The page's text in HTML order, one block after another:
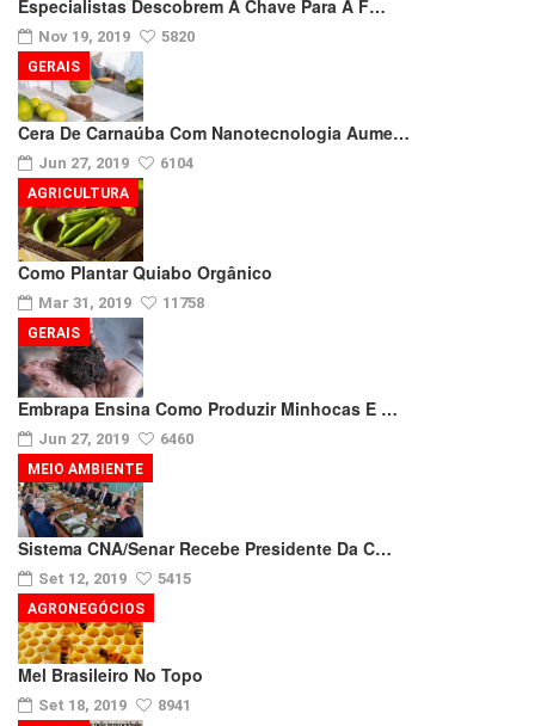
Especialistas Descobrem A Chave Para A F…
Nov 19, 2019 5820
Cera De Carnaúba Com Nanotecnologia Aume…
Jun 27, 2019 6104
GERAIS
Como Plantar Quiabo Orgânico
Mar 31, 2019 11758
AGRICULTURA
Embrapa Ensina Como Produzir Minhocas E …
Jun 27, 2019 6460
GERAIS
Sistema CNA/Senar Recebe Presidente Da C…
Set 12, 2019 5415
MEIO AMBIENTE
Mel Brasileiro No Topo
Set 18, 2019 8941
AGRONEGÓCIOS